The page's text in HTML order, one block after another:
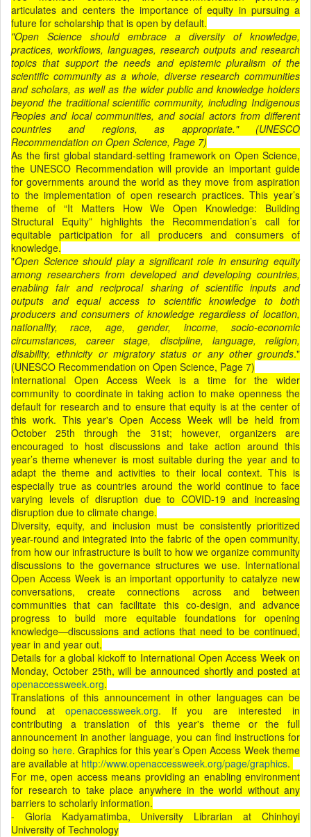
articulates and centers the importance of equity in pursuing a
future for scholarship that is open by default.
"Open Science should embrace a diversity of knowledge,
practices, workflows, languages, research outputs and research
topics that support the needs and epistemic pluralism of the
scientific community as a whole, diverse research communities
and scholars, as well as the wider public and knowledge holders
beyond the traditional scientific community, including Indigenous
Peoples and local communities, and social actors from different
countries and regions, as appropriate." (UNESCO
Recommendation on Open Science, Page 7)
As the first global standard-setting framework on Open Science,
the UNESCO Recommendation will provide an important guide
for governments around the world as they move from aspiration
to the implementation of open research practices. This year’s
theme of “It Matters How We Open Knowledge: Building
Structural Equity” highlights the Recommendation’s call for
equitable participation for all producers and consumers of
knowledge.
"Open Science should play a significant role in ensuring equity
among researchers from developed and developing countries,
enabling fair and reciprocal sharing of scientific inputs and
outputs and equal access to scientific knowledge to both
producers and consumers of knowledge regardless of location,
nationality, race, age, gender, income, socio-economic
circumstances, career stage, discipline, language, religion,
disability, ethnicity or migratory status or any other grounds."
(UNESCO Recommendation on Open Science, Page 7)
International Open Access Week is a time for the wider
community to coordinate in taking action to make openness the
default for research and to ensure that equity is at the center of
this work. This year's Open Access Week will be held from
October 25th through the 31st; however, organizers are
encouraged to host discussions and take action around this
year’s theme whenever is most suitable during the year and to
adapt the theme and activities to their local context. This is
especially true as countries around the world continue to face
varying levels of disruption due to COVID-19 and increasing
disruption due to climate change.
Diversity, equity, and inclusion must be consistently prioritized
year-round and integrated into the fabric of the open community,
from how our infrastructure is built to how we organize community
discussions to the governance structures we use. International
Open Access Week is an important opportunity to catalyze new
conversations, create connections across and between
communities that can facilitate this co-design, and advance
progress to build more equitable foundations for opening
knowledge—discussions and actions that need to be continued,
year in and year out.
Details for a global kickoff to International Open Access Week on
Monday, October 25th, will be announced shortly and posted at
openaccessweek.org.
Translations of this announcement in other languages can be
found at openaccessweek.org. If you are interested in
contributing a translation of this year's theme or the full
announcement in another language, you can find instructions for
doing so here. Graphics for this year’s Open Access Week theme
are available at http://www.openaccessweek.org/page/graphics.
For me, open access means providing an enabling environment
for research to take place anywhere in the world without any
barriers to scholarly information.
- Gloria Kadyamatimba, University Librarian at Chinhoyi
University of Technology